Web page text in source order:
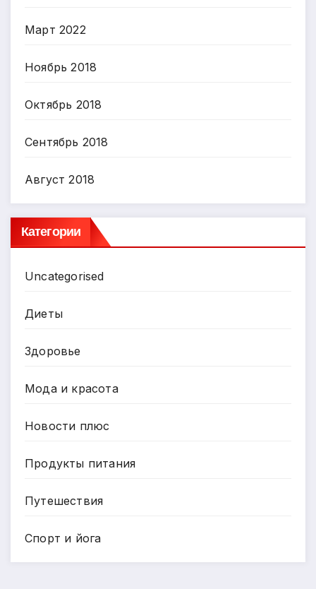
Март 2022
Ноябрь 2018
Октябрь 2018
Сентябрь 2018
Август 2018
Категории
Uncategorised
Диеты
Здоровье
Мода и красота
Новости плюс
Продукты питания
Путешествия
Спорт и йога